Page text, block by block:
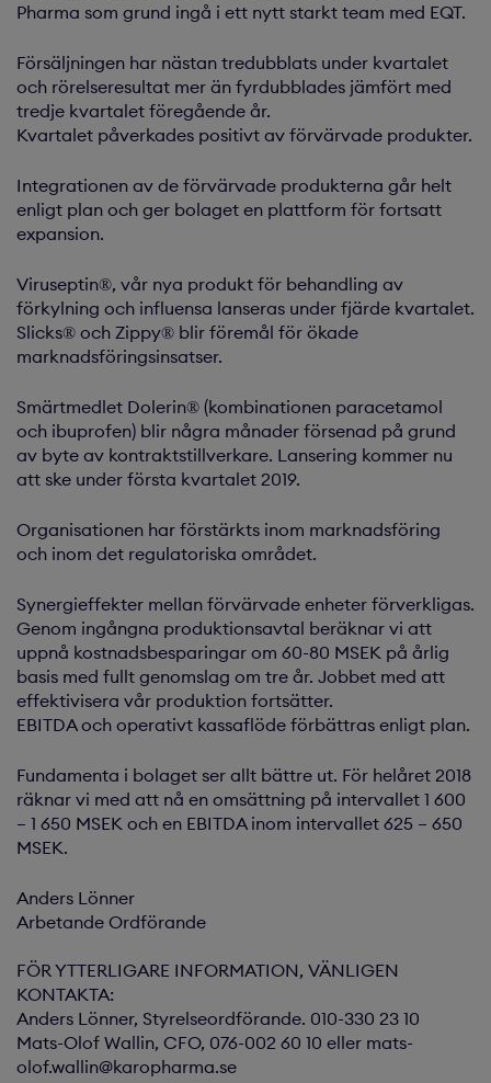
Pharma som grund ingå i ett nytt starkt team med EQT.
Försäljningen har nästan tredubblats under kvartalet
och rörelseresultat mer än fyrdubblades jämfört med
tredje kvartalet föregående år.
Kvartalet påverkades positivt av förvärvade produkter.
Integrationen av de förvärvade produkterna går helt
enligt plan och ger bolaget en plattform för fortsatt
expansion.
Viruseptin®, vår nya produkt för behandling av
förkylning och influensa lanseras under fjärde kvartalet.
Slicks® och Zippy® blir föremål för ökade
marknadsföringsinsatser.
Smärtmedlet Dolerin® (kombinationen paracetamol
och ibuprofen) blir några månader försenad på grund
av byte av kontraktstillverkare. Lansering kommer nu
att ske under första kvartalet 2019.
Organisationen har förstärkts inom marknadsföring
och inom det regulatoriska området.
Synergieffekter mellan förvärvade enheter förverkligas.
Genom ingångna produktionsavtal beräknar vi att
uppnå kostnadsbesparingar om 60-80 MSEK på årlig
basis med fullt genomslag om tre år. Jobbet med att
effektivisera vår produktion fortsätter.
EBITDA och operativt kassaflöde förbättras enligt plan.
Fundamenta i bolaget ser allt bättre ut. För helåret 2018
räknar vi med att nå en omsättning på intervallet 1 600
– 1 650 MSEK och en EBITDA inom intervallet 625 – 650
MSEK.
Anders Lönner
Arbetande Ordförande
FÖR YTTERLIGARE INFORMATION, VÄNLIGEN
KONTAKTA:
Anders Lönner, Styrelseordförande. 010-330 23 10
Mats-Olof Wallin, CFO, 076-002 60 10 eller mats-
olof.wallin@karopharma.se